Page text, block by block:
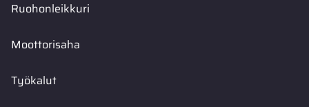
Ruohonleikkuri
Moottorisaha
Työkalut